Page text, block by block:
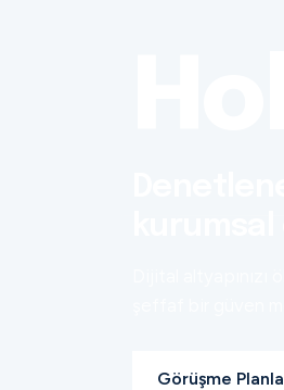
Görüşme Planla